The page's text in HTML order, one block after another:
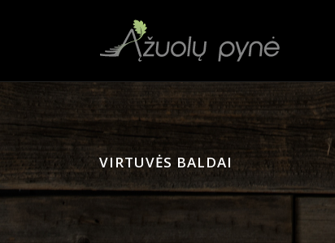
VIRTUVĖS BALDAI